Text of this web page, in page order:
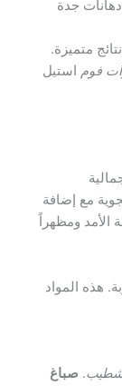
جدة
متميزة.
فوم استيل
مع إضافة
الأمد ومظهراً
هذه المواد
. صباغ